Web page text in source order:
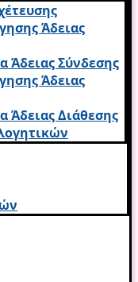
Άδειας
Άδειας Σύνδεσης
Άδειας
Άδειας Διάθεσης